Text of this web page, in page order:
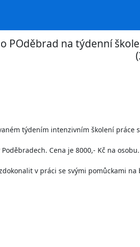
POděbrad na týdenní
týdením intenzivním školení
Cena je 8000,- Kč na osobu.
v práci se svými pomůckami